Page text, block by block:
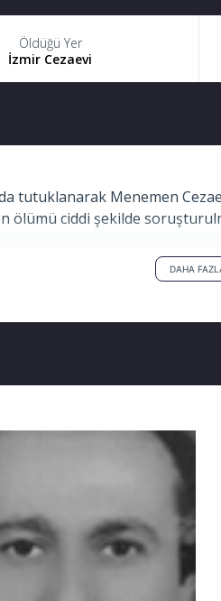
Öldüğü Yer
İzmir Cezaevi
tutuklanarak Menemen
ölümü ciddi şekilde
DAHA